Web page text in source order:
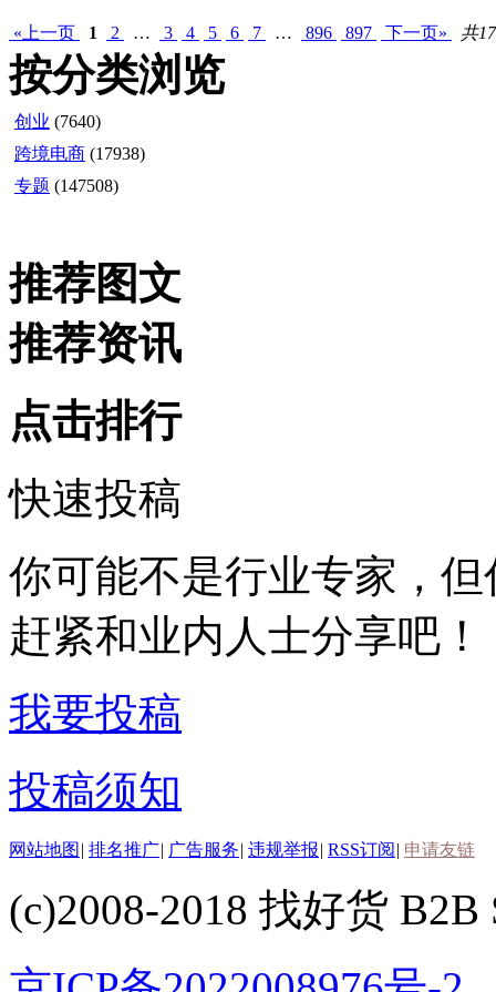
«上一页 1 2 … 3 4 5 6 7 … 896 897 下一页» 共
按分类浏览
创业 (7640)
跨境电商 (17938)
专题 (147508)
推荐图文
推荐资讯
点击排行
快速投稿
你可能不是行业专家，
赶紧和业内人士分享吧！
我要投稿
投稿须知
网站地图 | 排名推广| 广告服务| 违规举报| RSS订阅 | 申请友链
(c)2008-2018 找好货 B2B